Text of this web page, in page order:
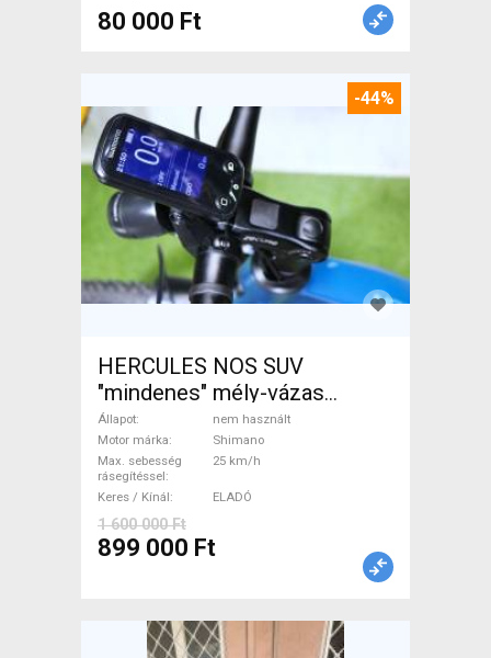
80 000 Ft
-44%
HERCULES NOS SUV
"mindenes" mély-vázas
Elektromos Trekking/cross
25 km/h Shimano nem
használt ELADÓ
Állapot
nem használt
Motor márka
Shimano
Max. sebesség
rásegítéssel
25 km/h
Keres / Kínál ELADÓ
1 600 000 Ft
899 000 Ft